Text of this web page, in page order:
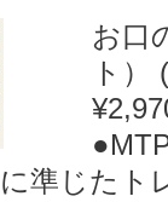
お口
ト）
準じたト